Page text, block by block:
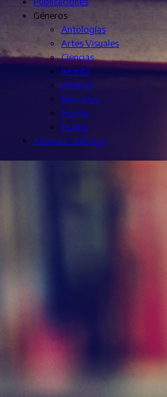
Géneros
Antologías
Artes Visuales
Ciencias
Infantil
Historia
Narrativa
Poesía
Teatro
Autores / Autoras